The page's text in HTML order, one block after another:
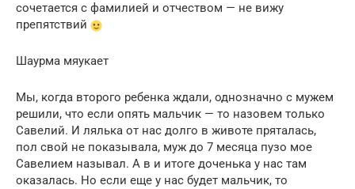
сочетается с фамилией и отчеством — не вижу
препятствий
Шаурма мяукает
Мы, когда второго ребенка ждали, однозначно с мужем
решили, что если опять мальчик — то назовем только
Савелий. И лялька от нас долго в животе пряталась,
пол свой не показывала, муж до 7 месяца пузо мое
Савелием называл. А в и итоге доченька у нас там
оказалась. Но если еще у нас будет мальчик, то